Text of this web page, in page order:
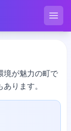
メニ
境が魅力の町で
ります。